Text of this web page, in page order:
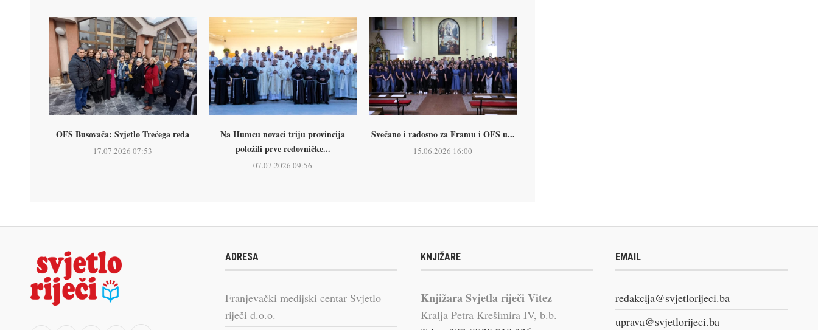
OFS Busovača: Svjetlo Trećega reda
17.07.2026 07:53
Na Humcu novaci triju provincija
položili prve redovničke...
07.07.2026 09:56
Svečano i radosno za Framu i OFS u...
15.06.2026 16:00
ADRESA
Franjevački medijski centar Svjetlo
riječi d.o.o.
KNJIŽARE
Knjižara Svjetla riječi Vitez
Kralja Petra Krešimira IV, b.b.
EMAIL
redakcija@svjetlorijeci.ba
uprava@svjetlorijeci.ba